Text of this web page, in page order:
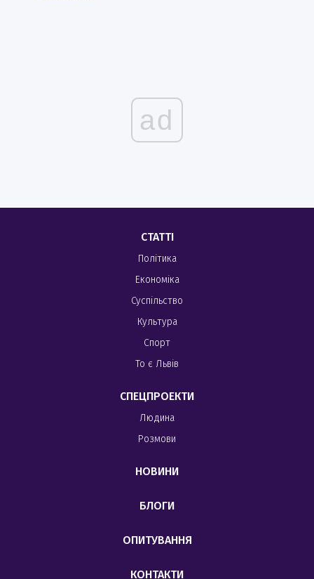
ad
СТАТТІ
Політика
Економіка
Суспільство
Культура
Спорт
То є Львів
СПЕЦПРОЕКТИ
Людина
Розмови
НОВИНИ
БЛОГИ
ОПИТУВАННЯ
КОНТАКТИ